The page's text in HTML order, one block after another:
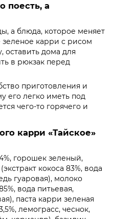
поесть, а
а блюда, которое меняет
зеленое карри с рисом
оставить дома для
в рюкзак перед
приготовления и
его легко иметь под
чего-то горячего и
карри «Тайское»
горошек зеленый,
кокоса 83%, вода
гуаровая), молоко
вода питьевая,
паста карри зеленая
лемограсс, чеснок,